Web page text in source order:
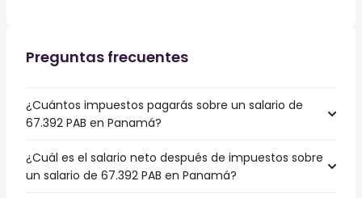
Preguntas frecuentes
¿Cuántos impuestos pagarás sobre un salario de
67.392 PAB en Panamá?
¿Cuál es el salario neto después de impuestos sobre
un salario de 67.392 PAB en Panamá?